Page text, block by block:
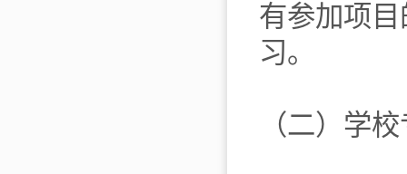
有参加项
习。
（二）学